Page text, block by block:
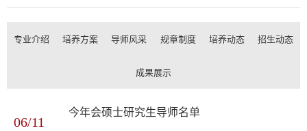
专业介绍 培养方案 导师风采 规章制度 培养动态 招生动态
成果展示
06/11
今年会硕士研究生导师名单